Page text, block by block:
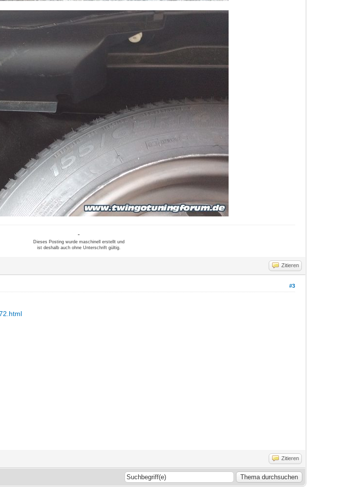
-
Dieses Posting wurde maschinell erstellt und
ist deshalb auch ohne Unterschrift gültig.
Zitieren
#3
Zitieren